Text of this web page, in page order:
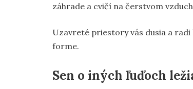
záhrade a cvičí na čerstvom
Uzavreté priestory vás dusia a radi
forme.
Sen o iných ľuďoch